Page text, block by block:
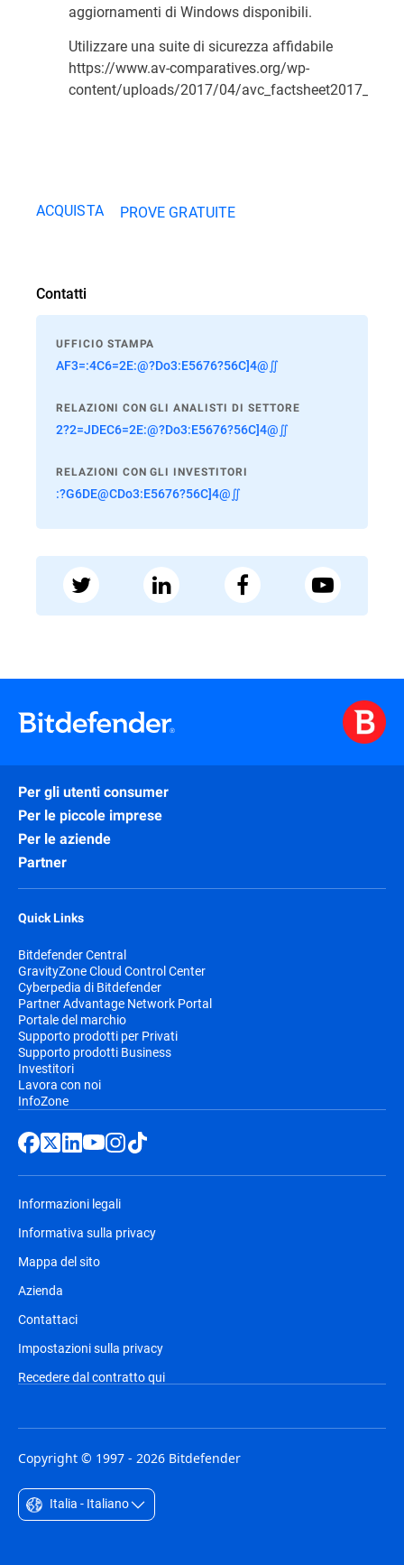
aggiornamenti di Windows disponibili.
Utilizzare una suite di sicurezza affidabile
https://www.av-comparatives.org/wp-
content/uploads/2017/04/
ACQUISTA PROVE GRATUITE
Contatti
UFFICIO STAMPA
AF3=:4C6=2E:@?Do3:E5676?56C]4@∬
RELAZIONI CON GLI ANALISTI DI SETTORE
2?2=JDEC6=2E:@?Do3:E5676?56C]4@∬
RELAZIONI CON GLI INVESTITORI
:?G6DE@CDo3:E5676?56C]4@∬
Per gli utenti consumer
Per le piccole imprese
Per le aziende
Partner
Quick Links
Bitdefender Central
GravityZone Cloud Control Center
Cyberpedia di Bitdefender
Partner Advantage Network Portal
Portale del marchio
Supporto prodotti per Privati
Supporto prodotti Business
Investitori
Lavora con noi
InfoZone
Informazioni legali
Informativa sulla privacy
Mappa del sito
Azienda
Contattaci
Impostazioni sulla privacy
Recedere dal contratto qui
Copyright © 1997 - 2026 Bitdefender
Italia - Italiano